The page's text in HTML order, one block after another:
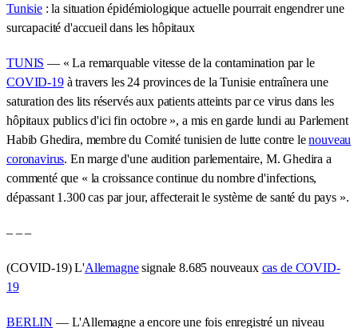
Tunisie: la situation épidémiologique actuelle pourrait engendrer une
surcapacité d'accueil dans les hôpitaux
TUNIS — « La remarquable vitesse de la contamination par le
COVID-19à travers les 24 provinces de la Tunisie entraînera une
saturation des lits réservés aux patients atteints par ce virus dans les
hôpitaux publics d'ici fin octobre », a mis en garde lundi au Parlement
Habib Ghedira, membre du Comité tunisien de lutte contre lenouveau
coronavirus. En marge d'une audition parlementaire, M. Ghedira a
commenté que « la croissance continue du nombre d'infections,
dépassant 1.300 cas par jour, affecterait le système de santé du pays ».
– – –
(COVID-19) L'Allemagnesignale 8.685 nouveaux cas de COVID-
19
BERLIN — L'Allemagne a encore une fois enregistré un niveau